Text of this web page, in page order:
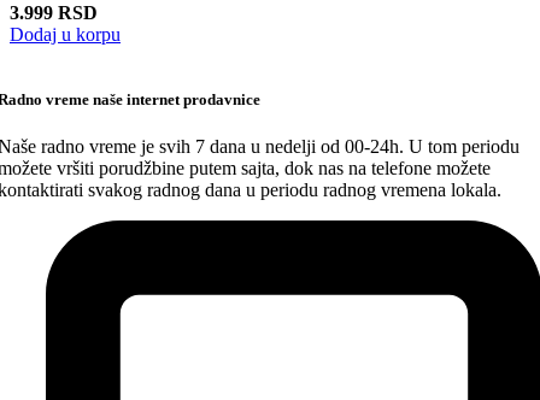
3.999 RSD
Dodaj u korpu
vreme naše internet prodavnice
radno vreme je svih 7 dana u nedelji od 00-24h. U tom periodu
vršiti porudžbine putem sajta, dok nas na telefone možete
svakog radnog dana u periodu radnog vremena lokala.